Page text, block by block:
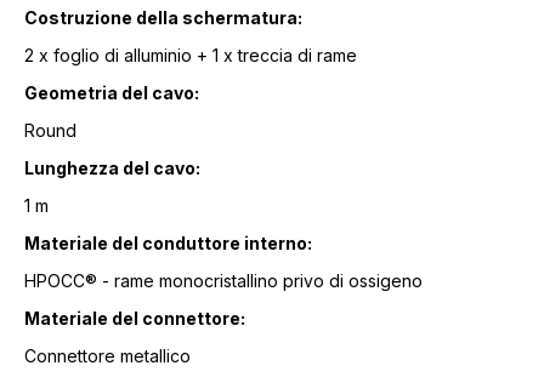
Costruzione della schermatura:
2 x foglio di alluminio + 1 x treccia di rame
Geometria del cavo:
Round
Lunghezza del cavo:
1 m
Materiale del conduttore interno:
HPOCC® - rame monocristallino privo di ossigeno
Materiale del connettore:
Connettore metallico